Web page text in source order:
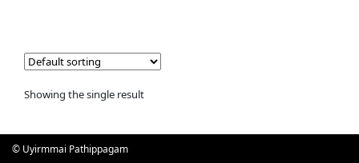
Showing the single result
© Uyirmmai Pathippagam